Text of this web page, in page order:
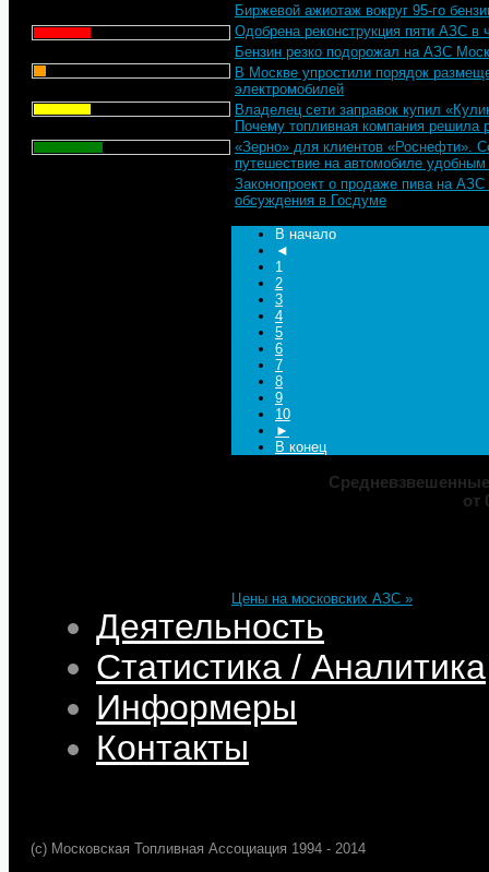
Биржевой ажиотаж вокруг 95-го
Одобрена реконструкция пяти АЗС в
Бензин резко подорожал на АЗС
В Москве упростили порядок
электромобилей
Владелец сети заправок купил
Почему топливная компания решила
«Зерно» для клиентов «Роснефти».
путешествие на автомобиле
Законопроект о продаже пива на
обсуждения в Госдуме
В начало
◄
1
2
3
4
5
6
7
8
9
10
►
В конец
от
Цены на московских АЗС »
Деятельность
Статистика / Аналитика
Информеры
Контакты
(c) Московская Топливная Ассоциация 1994 - 2014